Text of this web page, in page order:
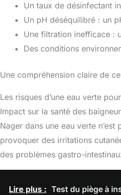
Un taux de désinfectant
Un pH déséquilibré : un
Une filtration inefficace :
Des conditions
Une compréhension claire de
Les risques d’une eau verte
Impact sur la santé des
Nager dans une eau verte
provoquer des irritations
des problèmes gastro-
Lire plus : Test du piège à